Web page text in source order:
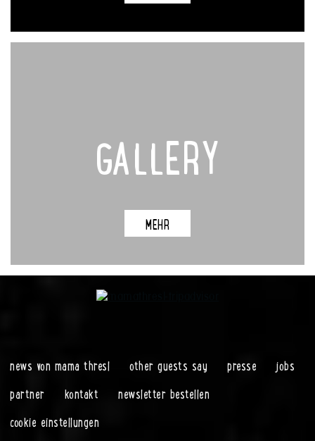
GALLERY
MEHR
news von mama thresl other guests say presse
jobs
partner
kontakt
newsletter bestellen
cookie einstellungen